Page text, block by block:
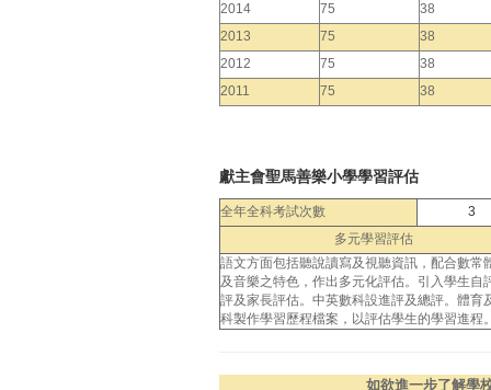
2014
75
38
2013
75
38
2012
75
38
2011
75 38
獻主會聖馬善樂小學學習評估
全年全科考試次數
3
多元學習評估
語文方面包括聽說讀寫及視聽資訊，配合數常
及音樂之特色，作出多元化評估。引入學生自
評及家長評估。中英數科設進評及總評。體育
科製作學習歷程檔案，以評估學生的學習進程
如欲進一步了解學